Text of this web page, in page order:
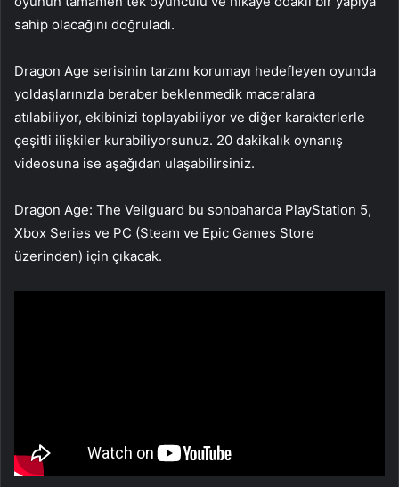
sahip olacağını doğruladı.
Dragon Age serisinin tarzını korumayı hedefleyen oyunda
yoldaşlarınızla beraber beklenmedik maceralara
atılabiliyor, ekibinizi toplayabiliyor ve diğer karakterlerle
çeşitli ilişkiler kurabiliyorsunuz. 20 dakikalık oynanış
videosuna ise aşağıdan ulaşabilirsiniz.
Dragon Age: The Veilguard bu sonbaharda PlayStation 5,
Xbox Series ve PC (Steam ve Epic Games Store
üzerinden) için çıkacak.